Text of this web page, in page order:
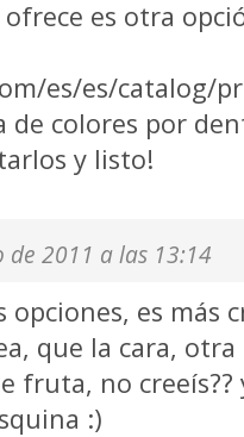
es otra
es/es/catalog/
de colores por
y listo!
de 2011 a las 13:14
opciones, es más
que la cara,
fruta, no
:)